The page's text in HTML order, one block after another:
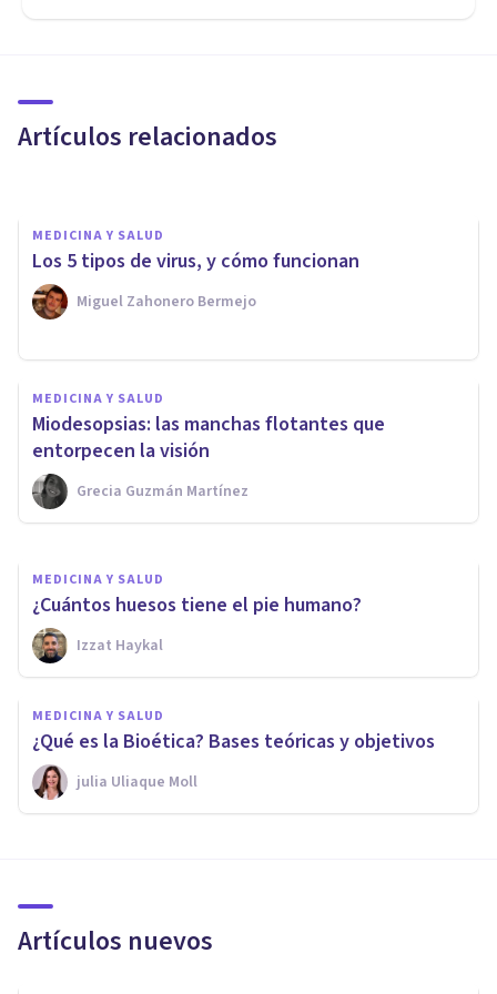
Artículos relacionados
duplica la célula
MEDICINA Y SALUD
Los 5 tipos de virus, y cómo funcionan
Miguel Zahonero Bermejo
MEDICINA Y SALUD
Miodesopsias: las manchas flotantes que
entorpecen la visión
Grecia Guzmán Martínez
¿Por qué no me baja la regla?
Los 15 motivos principales
Oscar Castillero Mimenza
MEDICINA Y SALUD
¿Cuántos huesos tiene el pie humano?
Izzat Haykal
MEDICINA Y SALUD
¿Qué es la Bioética? Bases teóricas y objetivos
​julia Uliaque Moll
Artículos nuevos